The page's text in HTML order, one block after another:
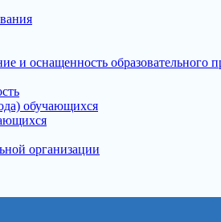
и оснащенность образовательного
обучающихся
организации